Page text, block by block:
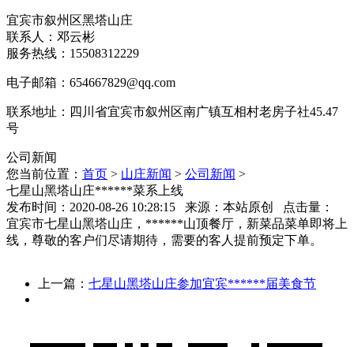
宜宾市叙州区黑塔山庄
联系人：邓云彬
服务热线：15508312229
电子邮箱：654667829@qq.com
联系地址：四川省宜宾市叙州区南广镇互相村老房子社45.47
号
公司新闻
您当前位置： 首页 > 山庄新闻 > 公司新闻 >
七星山黑塔山庄******菜系上线
发布时间：2020-08-26 10:28:15 来源：本站原创 点击量：
宜宾市七星山黑塔山庄，******山顶餐厅，新菜品菜单即将上
线，尊敬的客户们尽请期待，需要的客人提前预定下单。
上一篇： 七星山黑塔山庄参加宜宾******届美食节